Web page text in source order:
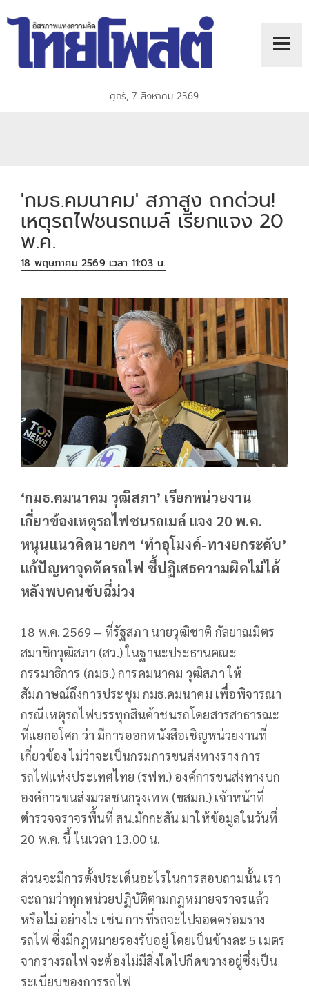
ศุกร์, 7 สิงหาคม 2569
'กมธ.คมนาคม' สภาสูง ถกด่วน!
เหตุรถไฟชนรถเมล์ เรียกแจง 20
พ.ค.
18 พฤษภาคม 2569 เวลา 11:03 น.
‘กมธ.คมนาคม วุฒิสภา’ เรียกหน่วยงาน
เกี่ยวข้องเหตุรถไฟชนรถเมล์ แจง 20 พ.ค.
หนุนแนวคิดนายกฯ ‘ทำอุโมงค์-ทางยกระดับ’
แก้ปัญหาจุดตัดรถไฟ ชี้ปฏิเสธความผิดไม่ได้
หลังพบคนขับฉี่ม่วง
18 พ.ค. 2569 – ที่รัฐสภา นายวุฒิชาติ กัลยาณมิตร
สมาชิกวุฒิสภา (สว.) ในฐานะประธานคณะ
กรรมาธิการ (กมธ.) การคมนาคม วุฒิสภา ให้
สัมภาษณ์ถึงการประชุม กมธ.คมนาคม เพื่อพิจารณา
กรณีเหตุรถไฟบรรทุกสินค้าชนรถโดยสารสาธารณะ
ที่แยกอโศก ว่า มีการออกหนังสือเชิญหน่วยงานที่
เกี่ยวข้อง ไม่ว่าจะเป็นกรมการขนส่งทางราง การ
รถไฟแห่งประเทศไทย (รฟท.) องค์การขนส่งทางบก
องค์การขนส่งมวลชนกรุงเทพ (ขสมก.) เจ้าหน้าที่
ตำรวจจราจรพื้นที่ สน.มักกะสัน มาให้ข้อมูลในวันที่
20 พ.ค. นี้ ในเวลา 13.00 น.
ส่วนจะมีการตั้งประเด็นอะไรในการสอบถามนั้น เรา
จะถามว่าทุกหน่วยปฏิบัติตามกฎหมายจราจรแล้ว
หรือไม่ อย่างไร เช่น การที่รถจะไปจอดคร่อมราง
รถไฟ ซึ่งมีกฎหมายรองรับอยู่ โดยเป็นข้างละ 5 เมตร
จากรางรถไฟ จะต้องไม่มีสิ่งใดไปกีดขวางอยู่ซึ่งเป็น
ระเบียบของการรถไฟ